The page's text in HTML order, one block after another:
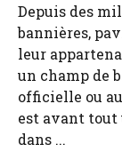
Depuis des
bannières,
leur
un champ de
officielle ou
est avant
dans ...